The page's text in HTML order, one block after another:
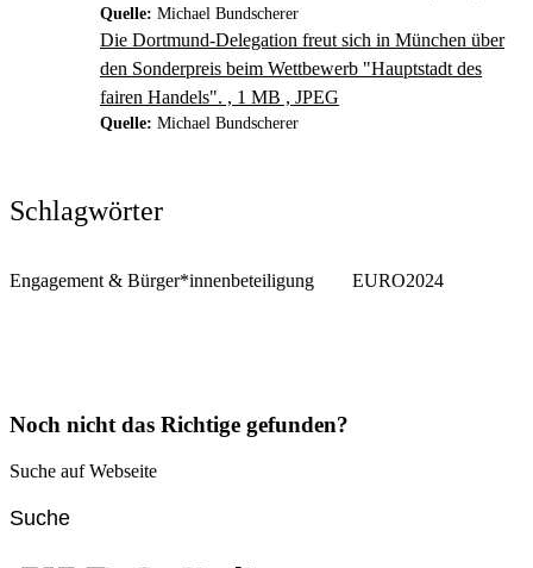
Quelle: Michael Bundscherer
Die Dortmund-Delegation freut sich in München über
den Sonderpreis beim Wettbewerb "Hauptstadt des
fairen Handels". , 1 MB , JPEG
Quelle: Michael Bundscherer
Schlagwörter
Engagement & Bürger*innenbeteiligung EURO2024
Noch nicht das Richtige gefunden?
Suche auf Webseite